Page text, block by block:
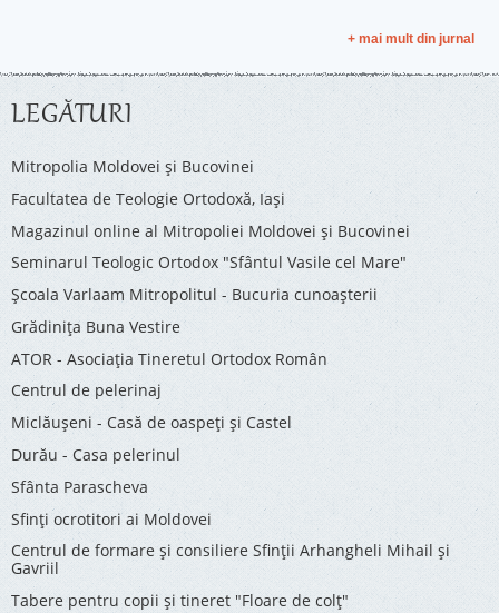
+ mai mult din jurnal
LEGĂTURI
Mitropolia Moldovei și Bucovinei
Facultatea de Teologie Ortodoxă, Iaşi
Magazinul online al Mitropoliei Moldovei și Bucovinei
Seminarul Teologic Ortodox "Sfântul Vasile cel Mare"
Şcoala Varlaam Mitropolitul - Bucuria cunoaşterii
Grădinița Buna Vestire
ATOR - Asociaţia Tineretul Ortodox Român
Centrul de pelerinaj
Miclăușeni - Casă de oaspeţi şi Castel
Durău - Casa pelerinul
Sfânta Parascheva
Sfinți ocrotitori ai Moldovei
Centrul de formare și consiliere Sfinții Arhangheli Mihail și
Gavriil
Tabere pentru copii şi tineret "Floare de colţ"